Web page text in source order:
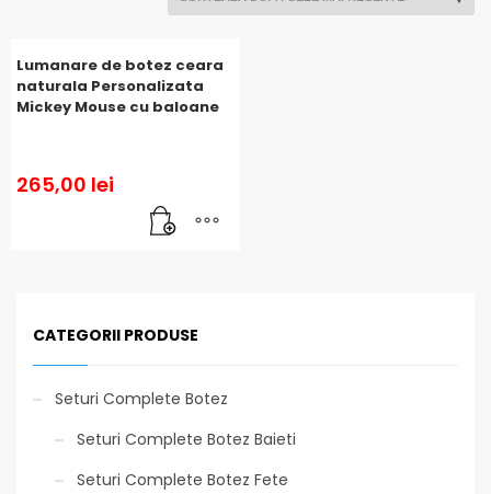
Lumanare de botez ceara
naturala Personalizata
Mickey Mouse cu baloane
265,00 lei
CATEGORII PRODUSE
Seturi Complete Botez
Seturi Complete Botez Baieti
Seturi Complete Botez Fete